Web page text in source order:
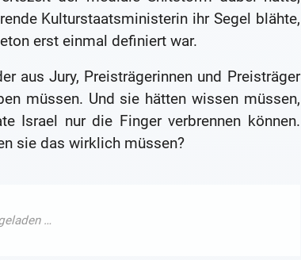
Kulturstaatsministerin ihr Segel blähte,
erst einmal definiert war.
aus Jury, Preisträgerinnen und Preisträger
müssen. Und sie hätten wissen müssen,
Israel nur die Finger verbrennen können.
sie das wirklich müssen?